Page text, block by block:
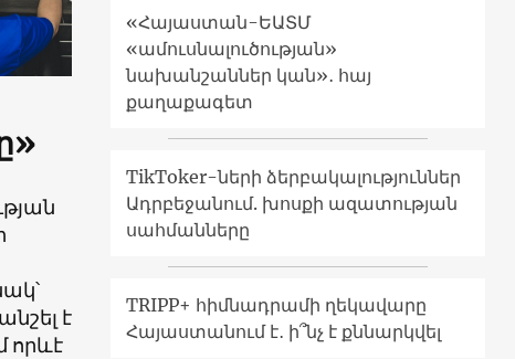
է
որևէ
«Հայաստան-ԵԱՏՄ
«ամուսնալուծության»
նախանշաններ կան»․ հայ
քաղաքագետ
TikToker-ների ձերբակալություններ
Ադրբեջանում. խոսքի ազատության
սահմանները
TRIPP+ հիմնադրամի ղեկավարը
Հայաստանում է․ ի՞նչ է քննարկվել